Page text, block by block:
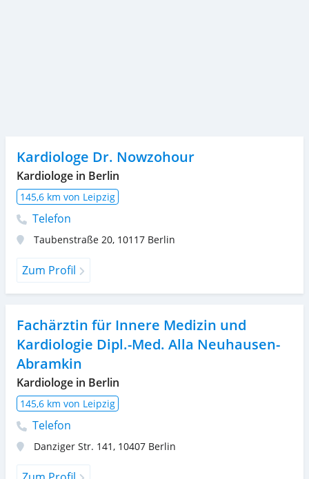
Kardiologe Dr. Nowzohour
Kardiologe in Berlin
145,6 km von Leipzig
Telefon
Taubenstraße 20, 10117 Berlin
Zum Profil
Fachärztin für Innere Medizin und
Kardiologie Dipl.-Med. Alla Neuhausen-
Abramkin
Kardiologe in Berlin
145,6 km von Leipzig
Telefon
Danziger Str. 141, 10407 Berlin